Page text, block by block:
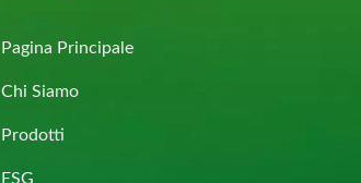
Pagina Principale
Chi Siamo
Prodotti
ESG